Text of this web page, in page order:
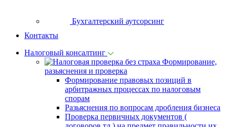
Бухгалтерский аутсорсинг
Контакты
Налоговый консалтинг
Формирование,
разьяснения и проверка
Формирование правовых позиций в
арбитражных процессах по налоговым
спорам
Разьяснения по вопросам дробления бизнеса
Проверка первичных документов (